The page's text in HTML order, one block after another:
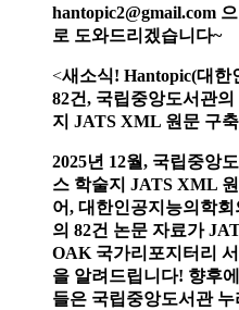
hantopic2@gmail.com
로 도와드리겠습니다~
<새소식! Hantopic(대한
82건, 국립중앙도서관의
지 JATS XML 원문 구
2025년 12월, 국립중앙
스 학술지 JATS XML
어, 대한인공지능의학
의 82건 논문 자료가
OAK 국가리포지터리
을 알려드립니다! 향후
들은 국립중앙도서관